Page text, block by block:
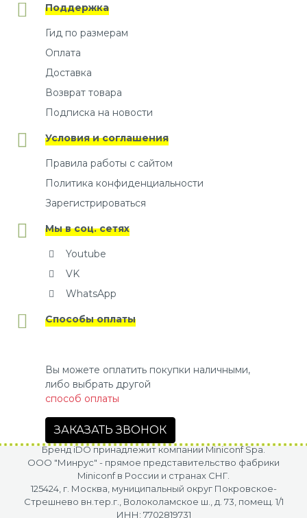
Поддержка
Гид по размерам
Оплата
Доставка
Возврат товара
Подписка на новости
Условия и соглашения
Правила работы с сайтом
Политика конфиденциальности
Зарегистрироваться
Мы в соц. сетях
Youtube
VK
WhatsApp
Способы оплаты
Вы можете оплатить покупки наличными,
либо выбрать другой
способ оплаты
ЗАКАЗАТЬ ЗВОНОК
Бренд iDO принадлежит компании Miniconf Spa.
OOO "Минрус" - прямое представительство фабрики
Miniconf в России и странах СНГ.
125424, г. Москва, муниципальный округ Покровское-
Стрешнево вн.тер.г., Волоколамское ш., д. 73, помещ. 1/1
ИНН: 7702819731